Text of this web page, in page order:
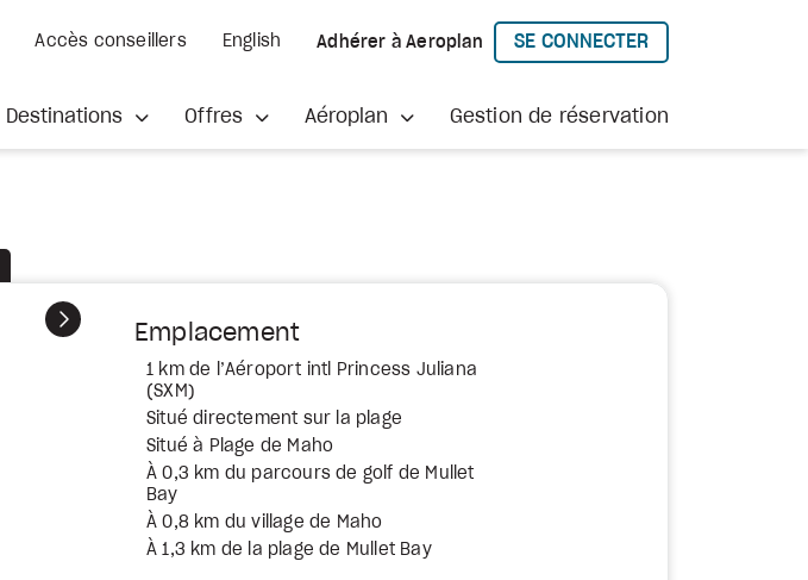
Accès conseillers English Adhérer à Aeroplan
SE CONNECTER
À AEROPLAN
Destinations Offres Aéroplan Gestion de réservation
Suivant Emplacement
1 km de l’Aéroport intl Princess Juliana
(SXM)
Situé directement sur la plage
Situé à Plage de Maho
À 0,3 km du parcours de golf de Mullet
Bay
À 0,8 km du village de Maho
À 1,3 km de la plage de Mullet Bay